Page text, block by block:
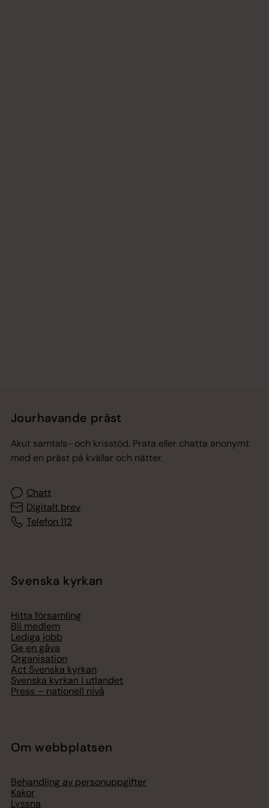
Jourhavande präst
Akut samtals- och krisstöd. Prata eller chatta anonymt
med en präst på kvällar och nätter.
Chatt
Digitalt brev
Telefon 112
Svenska kyrkan
Hitta församling
Bli medlem
Lediga jobb
Ge en gåva
Organisation
Act Svenska kyrkan
Svenska kyrkan i utlandet
Press – nationell nivå
Om webbplatsen
Behandling av personuppgifter
Kakor
Lyssna